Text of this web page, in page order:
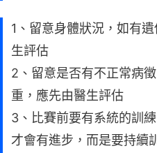
1、留意身體狀況，如有
生評估
2、留意是否有不正常病
重，應先由醫生評估
3、比賽前要有系統的訓
才會有進步，而是要持續